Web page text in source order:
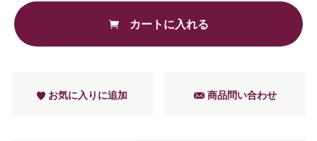
カートに入れる
お気に入りに追加 商品問い合わせ